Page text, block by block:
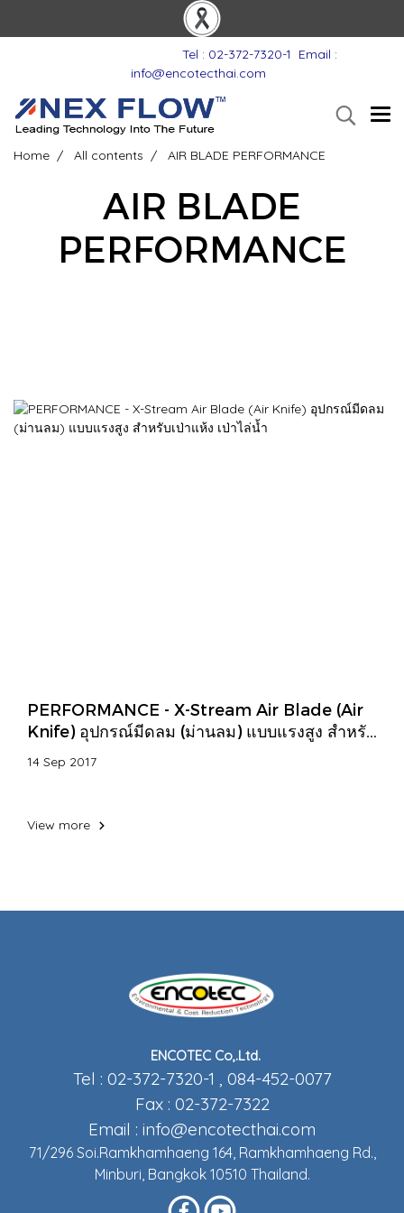
Tel : 02-372-7320-1
Email :
info@encotecthai.com
Home All contents AIR BLADE PERFORMANCE
AIR BLADE
PERFORMANCE
PERFORMANCE - X-Stream Air Blade (Air
Knife) อุปกรณ์มีดลม (ม่านลม) แบบแรงสูง สำหรับ
เป่าแห้ง เป่าไล่น้ำ
14 Sep 2017
View more
ENCOTEC Co,.Ltd.
Tel : 02-372-7320-1 , 084-452-0077
Fax : 02-372-7322
Email : info@encotecthai.com
71/296 Soi.Ramkhamhaeng 164, Ramkhamhaeng Rd.,
Minburi, Bangkok 10510 Thailand.